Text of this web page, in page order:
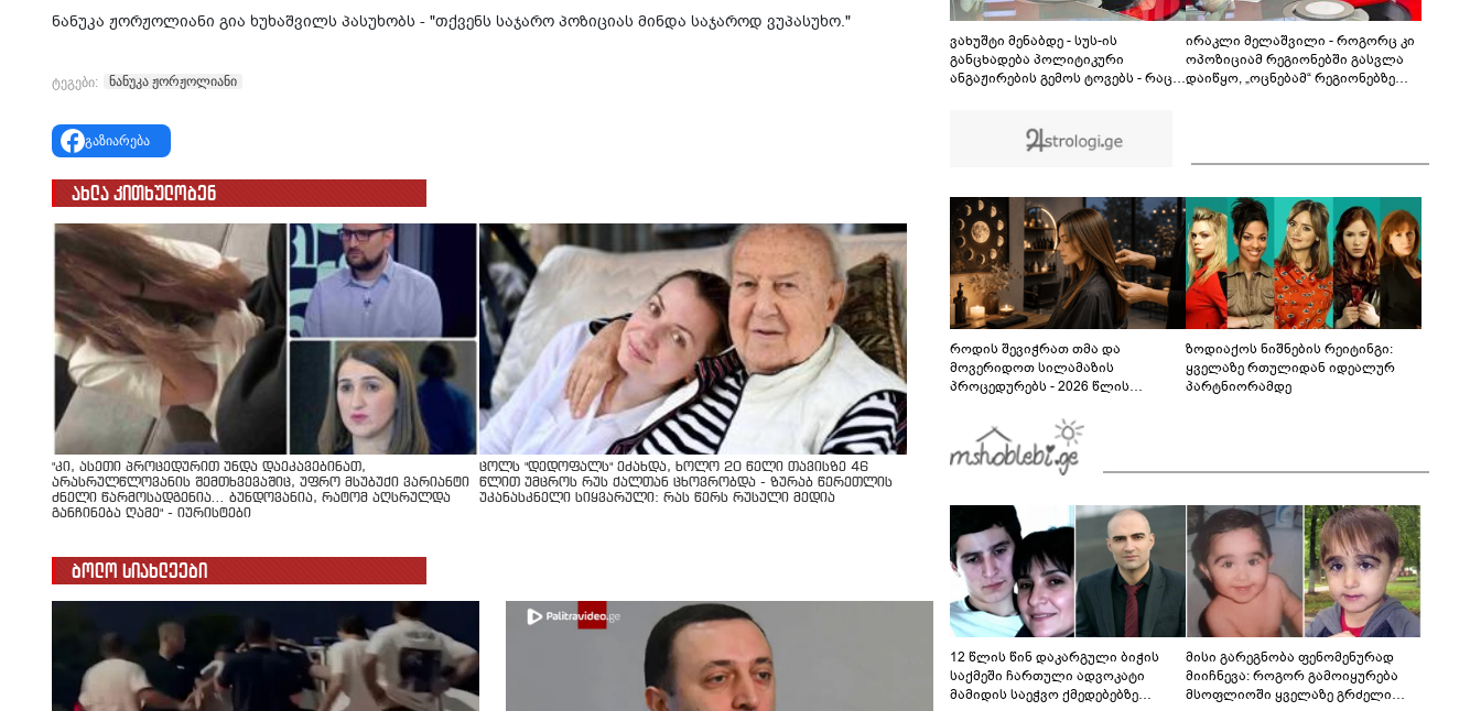
პატიმრობა ემუქრებათ არასრულწლოვნებს?
ნანუკა ჟორჟოლიანი გია ხუხაშვილს პასუხობს - "თქვენს საჯარო პოზიციას მინდა საჯაროდ ვუპასუხო."
ტეგები: ნანუკა ჟორჟოლიანი
გაზიარება
ახლა კითხულობენ
"კი, ასეთი პროცედურით უნდა დაეკავებინათ,
არასრულწლოვანის შემთხვევაშიც, უფრო მსუბუქი ვარიანტი
ძნელი წარმოსადგენია... ბუნდოვანია, რატომ აღსრულდა
განჩინება ღამე" - იურისტები
ცოლს "დედოფალს" ეძახდა, ხოლო 20 წელი თავისზე 46
წლით უმცროს რუს ქალთან ცხოვრობდა - ზურაბ წერეთლის
უკანასკნელი სიყვარული: რას წერს რუსული მედია
ბოლო სიახლეები
ვახუშტი მენაბდე - სუს-ის
განცხადება პოლიტიკური
ანგაჟირების გემოს ტოვებს - რაც
სასამართლოთი ყველაფერს
აკეთებს, რომ დათრგუნოს
ირაკლი მელაშვილი - როგორც კი
ოპოზიციამ რეგიონებში გასვლა
დაიწყო, „ოცნებამ“ რეგიონებზე
დასაქსაქსად
როდის შევიჭრათ თმა და
მოვერიდოთ სილამაზის
პროცედურებს - 2026 წლის
გზამკვლევი
ზოდიაქოს ნიშნების რეიტინგი:
ყველაზე რთულიდან იდეალურ
პარტნიორამდე
12 წლის წინ დაკარგული ბიჭის
საქმეში ჩართული ადვოკატი
მამიდის საეჭვო ქმედებებზე
მისი გარეგნობა ფენომენურად
მიიჩნევა: როგორ გამოიყურება
მსოფლიოში ყველაზე გრძელი